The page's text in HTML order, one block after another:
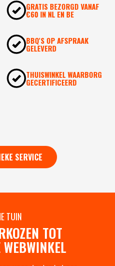
GRATIS BEZORGD VANAF
€60 IN NL EN BE
BBQ'S OP AFSPRAAK
GELEVERD
THUISWINKEL WAARBORG
GECERTIFICEERD
SERVICE
TUIN
TOT
WEBWINKEL